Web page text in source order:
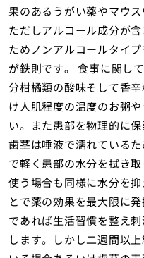
果のあるうがい薬やマウ
ただしアルコール成分が
ためノンアルコールタイ
が鉄則です。 食事に関し
分柑橘類の酸味そして香
け人肌程度の温度のお粥
い。また患部を物理的に
歯茎は唾液で濡れている
で軽く患部の水分を拭き
使う場合も同様に水分を
とで薬の効果を最大限に
であれば生活習慣を整え
します。しかし二週間以